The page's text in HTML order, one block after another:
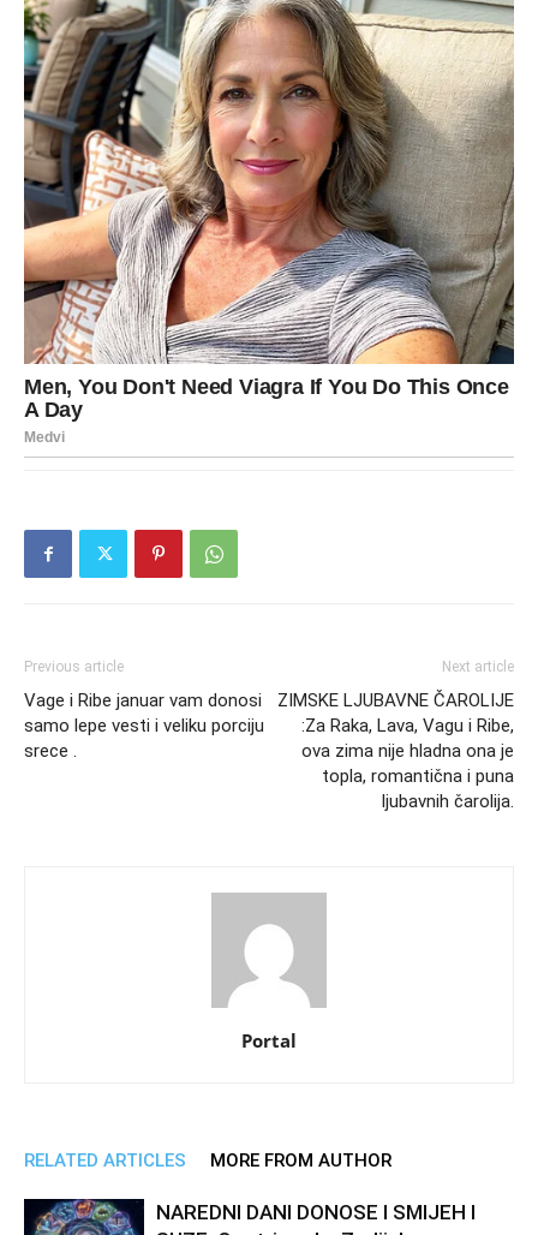
Previous article
Vage i Ribe januar vam donosi
samo lepe vesti i veliku porciju
srece .
Next article
ZIMSKE LJUBAVNE ČAROLIJE
:Za Raka, Lava, Vagu i Ribe,
ova zima nije hladna ona je
topla, romantična i puna
ljubavnih čarolija.
Portal
RELATED ARTICLES MORE FROM AUTHOR
NAREDNI DANI DONOSE I SMIJEH I